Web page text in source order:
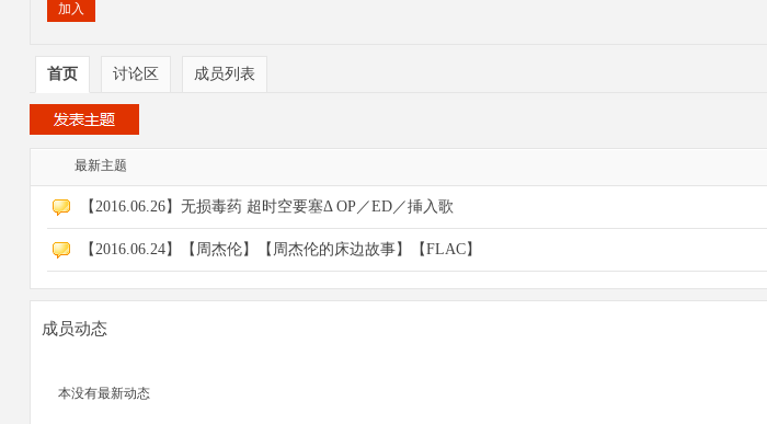
加入
首页 讨论区 成员列表
最新主题
【2016.06.26】无损毒药 超时空要塞Δ OP／ED／挿入歌
【2016.06.24】【周杰伦】【周杰伦的床边故事】【FLAC】
成员动态
本没有最新动态